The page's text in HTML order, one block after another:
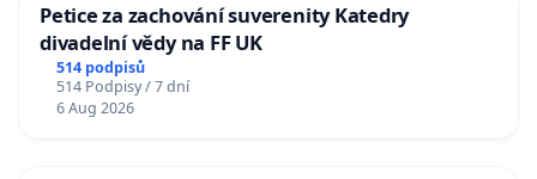
Petice za zachování suverenity Katedry
divadelní vědy na FF UK
514 podpisů
514 Podpisy / 7 dní
6 Aug 2026